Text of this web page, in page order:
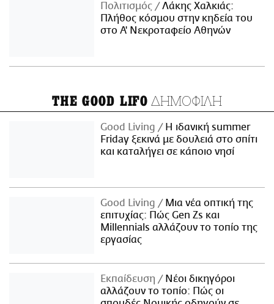
Πολιτισμός
Λάκης Χαλκιάς:
Πλήθος κόσμου στην κηδεία του
στο Α' Νεκροταφείο Αθηνών
THE GOOD LIFO ΔΗΜΟΦΙΛΗ
Good Living
Η ιδανική summer
Friday ξεκινά με δουλειά στο σπίτι
και καταλήγει σε κάποιο νησί
Good Living
Μια νέα οπτική της
επιτυχίας: Πώς Gen Zs και
Millennials αλλάζουν το τοπίο της
εργασίας
Εκπαίδευση
Νέοι δικηγόροι
αλλάζουν το τοπίο: Πώς οι